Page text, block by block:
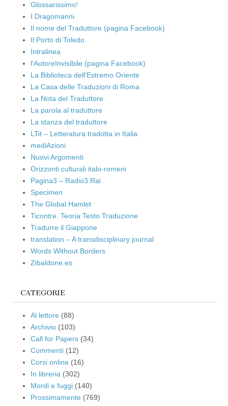
Glossarissimo!
I Dragomanni
Il nome del Traduttore (pagina Facebook)
Il Porto di Toledo
Intralinea
l'AutoreInvisibile (pagina Facebook)
La Biblioteca dell'Estremo Oriente
La Casa delle Traduzioni di Roma
La Nota del Traduttore
La parola al traduttore
La stanza del traduttore
LTit – Letteratura tradotta in Italia
mediAzioni
Nuovi Argomenti
Orizzonti culturali italo-romeni
Pagina3 – Radio3 Rai
Specimen
The Global Hamlet
Ticontre. Teoria Testo Traduzione
Tradurre il Giappone
translation – A transdisciplinary journal
Words Without Borders
Zibaldone.es
CATEGORIE
Al lettore (88)
Archivio (103)
Call for Papers (34)
Commenti (12)
Corsi online (16)
In libreria (302)
Mordi e fuggi (140)
Prossimamente (769)